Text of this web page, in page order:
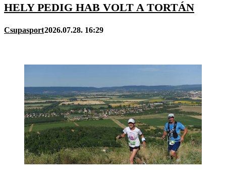
HELY PEDIG HAB VOLT A TORTÁN
Csupasport2026.07.28. 16:29